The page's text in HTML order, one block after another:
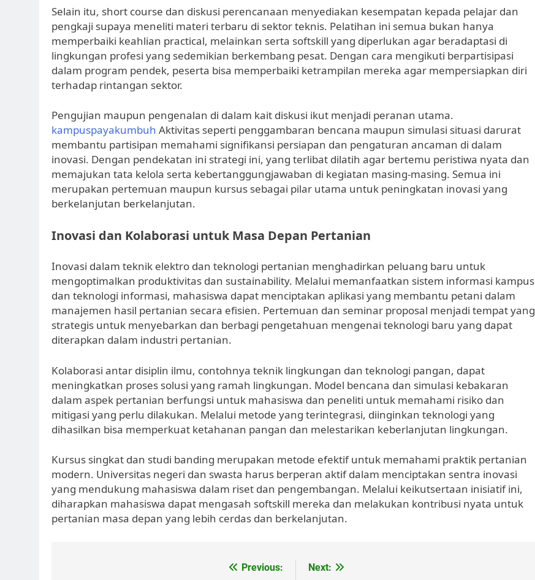
Selain itu, short course dan diskusi perencanaan menyediakan kesempatan kepada pelajar dan
pengkaji supaya meneliti materi terbaru di sektor teknis. Pelatihan ini semua bukan hanya
memperbaiki keahlian practical, melainkan serta softskill yang diperlukan agar beradaptasi di
lingkungan profesi yang sedemikian berkembang pesat. Dengan cara mengikuti berpartisipasi
dalam program pendek, peserta bisa memperbaiki ketrampilan mereka agar mempersiapkan diri
terhadap rintangan sektor.
Pengujian maupun pengenalan di dalam kait diskusi ikut menjadi peranan utama.
kampuspayakumbuh Aktivitas seperti penggambaran bencana maupun simulasi situasi darurat
membantu partisipan memahami signifikansi persiapan dan pengaturan ancaman di dalam
inovasi. Dengan pendekatan ini strategi ini, yang terlibat dilatih agar bertemu peristiwa nyata dan
memajukan tata kelola serta kebertanggungjawaban di kegiatan masing-masing. Semua ini
merupakan pertemuan maupun kursus sebagai pilar utama untuk peningkatan inovasi yang
berkelanjutan berkelanjutan.
Inovasi dan Kolaborasi untuk Masa Depan Pertanian
Inovasi dalam teknik elektro dan teknologi pertanian menghadirkan peluang baru untuk
mengoptimalkan produktivitas dan sustainability. Melalui memanfaatkan sistem informasi kampus
dan teknologi informasi, mahasiswa dapat menciptakan aplikasi yang membantu petani dalam
manajemen hasil pertanian secara efisien. Pertemuan dan seminar proposal menjadi tempat yang
strategis untuk menyebarkan dan berbagi pengetahuan mengenai teknologi baru yang dapat
diterapkan dalam industri pertanian.
Kolaborasi antar disiplin ilmu, contohnya teknik lingkungan dan teknologi pangan, dapat
meningkatkan proses solusi yang ramah lingkungan. Model bencana dan simulasi kebakaran
dalam aspek pertanian berfungsi untuk mahasiswa dan peneliti untuk memahami risiko dan
mitigasi yang perlu dilakukan. Melalui metode yang terintegrasi, diinginkan teknologi yang
dihasilkan bisa memperkuat ketahanan pangan dan melestarikan keberlanjutan lingkungan.
Kursus singkat dan studi banding merupakan metode efektif untuk memahami praktik pertanian
modern. Universitas negeri dan swasta harus berperan aktif dalam menciptakan sentra inovasi
yang mendukung mahasiswa dalam riset dan pengembangan. Melalui keikutsertaan inisiatif ini,
diharapkan mahasiswa dapat mengasah softskill mereka dan melakukan kontribusi nyata untuk
pertanian masa depan yang lebih cerdas dan berkelanjutan.
Previous:
Next: